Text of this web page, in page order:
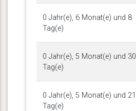
0 Jahr(e), 6 Monat(e) und 8
Tag(e)
0 Jahr(e), 5 Monat(e) und 30
Tag(e)
0 Jahr(e), 5 Monat(e) und 21
Tag(e)